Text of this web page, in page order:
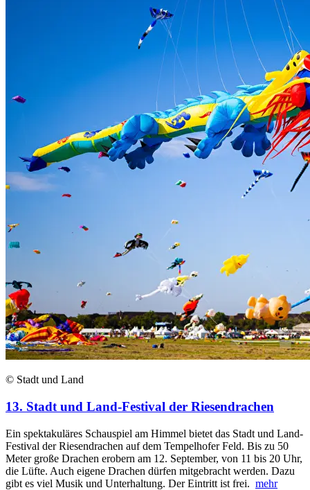
© Stadt und Land
13. Stadt und Land-Festival der Riesendrachen
Ein spektakuläres Schauspiel am Himmel bietet das Stadt und Land-
Festival der Riesendrachen auf dem Tempelhofer Feld. Bis zu 50
Meter große Drachen erobern am 12. September, von 11 bis 20 Uhr,
die Lüfte. Auch eigene Drachen dürfen mitgebracht werden. Dazu
gibt es viel Musik und Unterhaltung. Der Eintritt ist frei. mehr